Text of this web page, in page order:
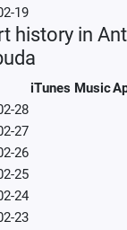
19
history in
iTunes Music
28
27
26
25
24
23